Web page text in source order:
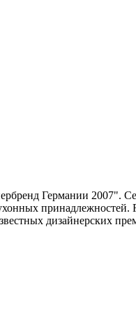
Германии 2007".
принадлежностей.
дизайнерских